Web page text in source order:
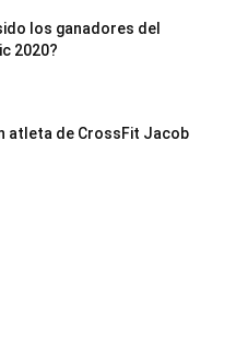
los ganadores del
2020?
atleta de CrossFit Jacob